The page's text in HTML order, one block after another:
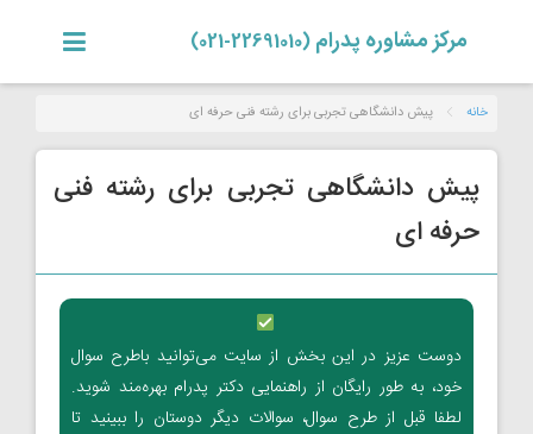
مرکز مشاوره پدرام (22691010-021)
خانه پیش دانشگاهی تجربی برای رشته فنی حرفه ای
پیش دانشگاهی تجربی برای رشته فنی
حرفه ای
دوست عزیز در این بخش از سایت می‌توانید باطرح سوال
خود، به طور رایگان از راهنمایی دکتر پدرام بهره‌مند شوید.
لطفا قبل از طرح سوال، سوالات دیگر دوستان را ببینید تا